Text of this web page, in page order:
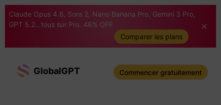
Claude Opus 4.6, Sora 2, Nano Banana Pro, Gemini 3 Pro,
GPT 5.2...tous sur Pro. 46% OFF
Comparer les plans
GlobalGPT Commencer gratuitement